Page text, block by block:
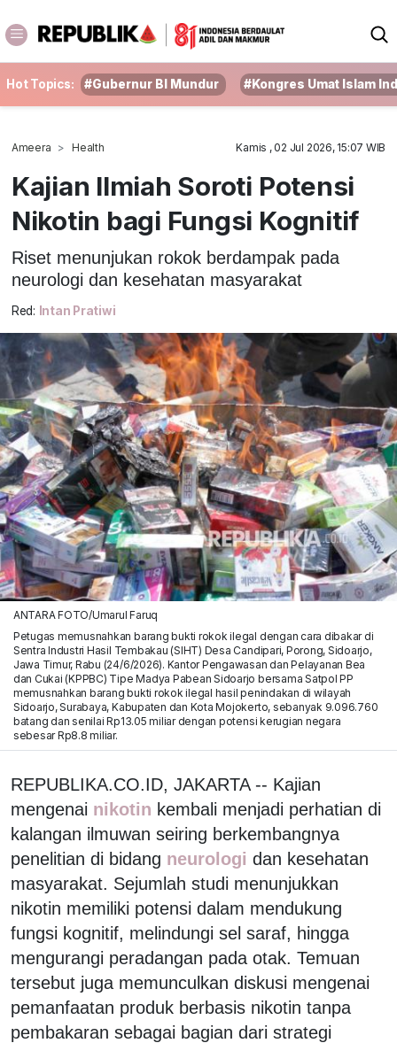
Hot Topics: #Gubernur BI Mundur #Kongres Umat Islam
Ameera Health Kamis , 02 Jul 2026, 15:07 WIB
Kajian Ilmiah Soroti Potensi
Nikotin bagi Fungsi Kognitif
Riset menunjukan rokok berdampak pada
neurologi dan kesehatan masyarakat
Red: Intan Pratiwi
ANTARA FOTO/Umarul Faruq
Petugas memusnahkan barang bukti rokok ilegal dengan cara dibakar di
Sentra Industri Hasil Tembakau (SIHT) Desa Candipari, Porong, Sidoarjo,
Jawa Timur, Rabu (24/6/2026). Kantor Pengawasan dan Pelayanan Bea
dan Cukai (KPPBC) Tipe Madya Pabean Sidoarjo bersama Satpol PP
memusnahkan barang bukti rokok ilegal hasil penindakan di wilayah
Sidoarjo, Surabaya, Kabupaten dan Kota Mojokerto, sebanyak 9.096.760
batang dan senilai Rp13.05 miliar dengan potensi kerugian negara
sebesar Rp8.8 miliar.
REPUBLIKA.CO.ID, JAKARTA -- Kajian
mengenai nikotin kembali menjadi perhatian di
kalangan ilmuwan seiring berkembangnya
penelitian di bidang neurologi dan kesehatan
masyarakat. Sejumlah studi menunjukkan
nikotin memiliki potensi dalam mendukung
fungsi kognitif, melindungi sel saraf, hingga
mengurangi peradangan pada otak. Temuan
tersebut juga memunculkan diskusi mengenai
pemanfaatan produk berbasis nikotin tanpa
pembakaran sebagai bagian dari strategi